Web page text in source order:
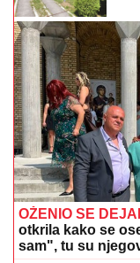
OŽENIO SE
otkrila kako se
sam", tu su